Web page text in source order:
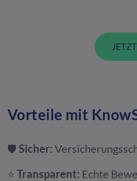
Vorteile mit
🛡️ Sicher:
⭐Transparent: Echte